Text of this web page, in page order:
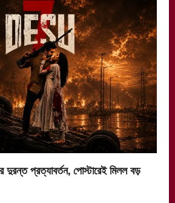
দুরন্ত প্রত্যাবর্তন, পোস্টারেই মিলল বড়